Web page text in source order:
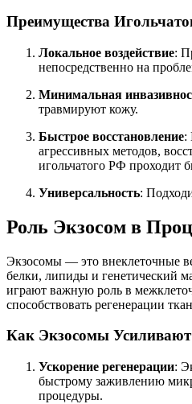
Преимущества
Локальное воздействие:
непосредственно на
Минимальная
травмируют кожу.
Быстрое восстановление:
агрессивных методов,
игольчатого РФ проходит
Универсальность:
Роль Экзосом в
Экзосомы — это внеклеточные
белки, липиды и генетический
играют важную роль в
способствовать регенерации
Как Экзосомы
Ускорение регенерации:
быстрому заживлению
процедуры.